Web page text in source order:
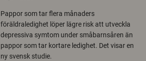
Pappor som tar flera månaders
föräldraledighet löper lägre risk att utveckla
depressiva symtom under småbarnsåren än
pappor som tar kortare ledighet. Det visar en
ny svensk studie.